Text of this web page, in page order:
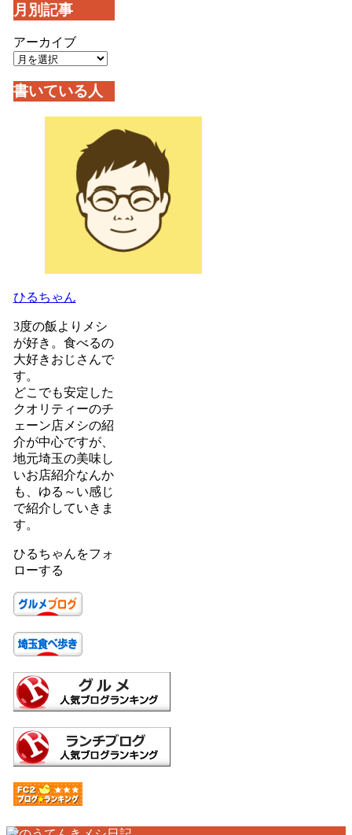
月別記事
アーカイブ
書いている人
ひるちゃん
3度の飯よりメシ
が好き。食べるの
大好きおじさんで
す。
どこでも安定した
クオリティーのチ
ェーン店メシの紹
介が中心ですが、
地元埼玉の美味し
いお店紹介なんか
も、ゆる～い感じ
で紹介していきま
す。
ひるちゃんをフォ
ローする